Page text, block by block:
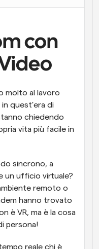
con chiamate
notizie e aggiornamenti
più persone
qualcosa
con
molto al lavoro
quest'era di
chiedendo
vita più facile in
sincrono, a
un ufficio virtuale?
remoto o
hanno trovato
è VR, ma è la cosa
persona!
reale chi è